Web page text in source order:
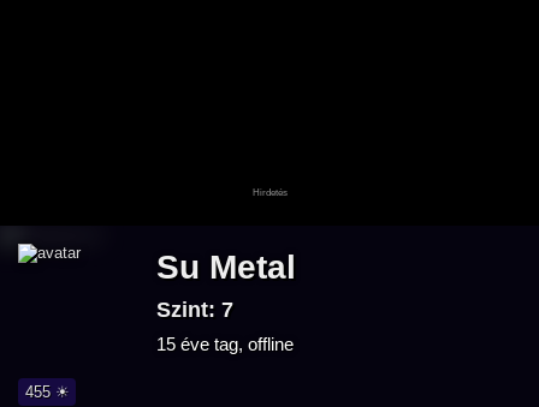
Su Metal
Szint: 7
15 éve tag, offline
455 ☀